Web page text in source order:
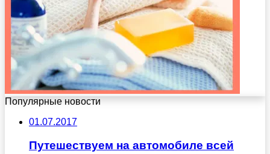
Популярные новости
01.07.2017
Путешествуем на автомобиле всей